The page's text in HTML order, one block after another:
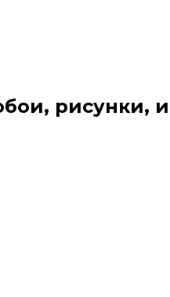
рисунки,